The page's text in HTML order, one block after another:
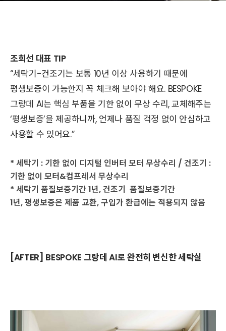
조희선 대표 TIP
“세탁기-건조기는 보통 10년 이상 사용하기 때문에
평생보증이 가능한지 꼭 체크해 보아야 해요. BESPOKE
그랑데 AI는 핵심 부품을 기한 없이 무상 수리, 교체해주는
‘평생보증’을 제공하니까, 언제나 품질 걱정 없이 안심하고
사용할 수 있어요.”
* 세탁기 : 기한 없이 디지털 인버터 모터 무상수리 / 건조기 :
기한 없이 모터&컴프레서 무상수리
* 세탁기 품질보증기간 1년, 건조기 품질보증기간
1년, 평생보증은 제품 교환, 구입가 환급에는 적용되지 않음
[AFTER] BESPOKE 그랑데 AI로 완전히 변신한 세탁실